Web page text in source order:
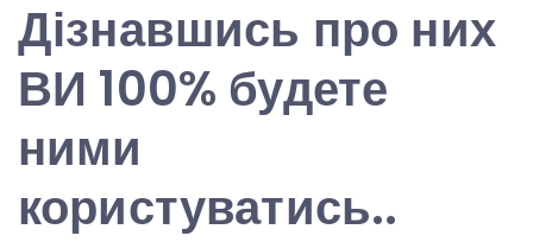
Дізнавшись про них
ВИ 100% будете
ними
користуватись..